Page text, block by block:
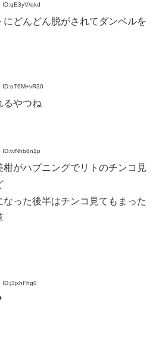
qkd
どんどん脱がされてダンベルを
るやつね
がハプニングでリトのチンコ見
った後半はチンコ見てもまった
ID:j3jxhFhg0